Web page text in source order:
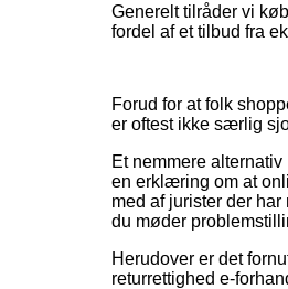
Generelt tilråder vi
fordel af et tilbud fra
Forud for at folk
er oftest ikke særlig
Et nemmere
en erklæring om at
med af jurister der
du møder
Herudover er det
returrettighed e-